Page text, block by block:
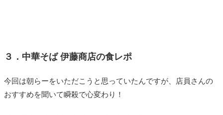
３．中華そば 伊藤商店の食レポ
今回は朝らーをいただこうと思っていたんですが、店員さんの
おすすめを聞いて瞬殺で心変わり！